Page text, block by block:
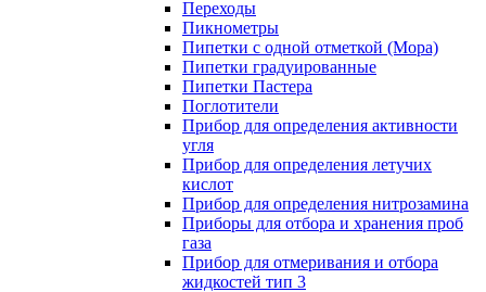
Переходы
Пикнометры
Пипетки с одной отметкой (Мора)
Пипетки градуированные
Пипетки Пастера
Поглотители
Прибор для определения активности
угля
Прибор для определения летучих
кислот
Прибор для определения нитрозамина
Приборы для отбора и хранения проб
газа
Прибор для отмеривания и отбора
жидкостей тип 3